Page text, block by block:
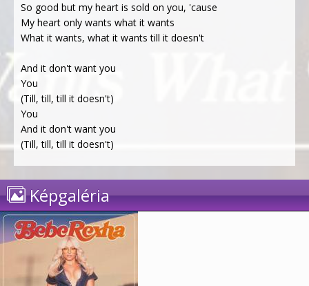
So good but my heart is sold on you, 'cause
My heart only wants what it wants
What it wants, what it wants till it doesn't
And it don't want you
You
(Till, till, till it doesn't)
You
And it don't want you
(Till, till, till it doesn't)
Képgaléria